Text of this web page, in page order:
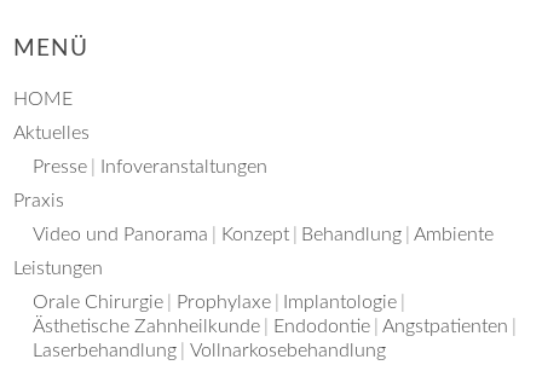
MENÜ
HOME
Aktuelles
Presse
Infoveranstaltungen
Praxis
Video und Panorama
Konzept Behandlung
Ambiente
Leistungen
Orale Chirurgie
Prophylaxe
Implantologie
Ästhetische Zahnheilkunde
Endodontie
Angstpatienten
Laserbehandlung
Vollnarkosebehandlung